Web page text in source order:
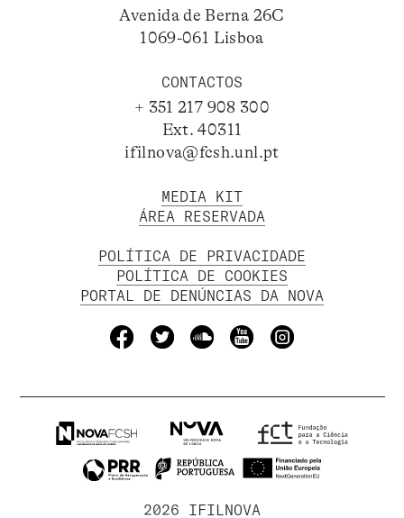
Avenida de Berna 26C
1069-061 Lisboa
CONTACTOS
+ 351 217 908 300
Ext. 40311
ifilnova@fcsh.unl.pt
MEDIA KIT
ÁREA RESERVADA
POLÍTICA DE PRIVACIDADE
POLÍTICA DE COOKIES
PORTAL DE DENÚNCIAS DA NOVA
2026 IFILNOVA